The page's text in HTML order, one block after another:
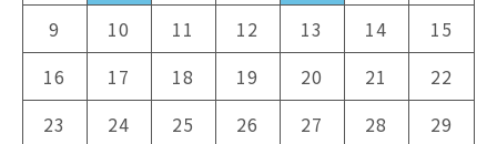
9
10 11 12 13 14
15
16
17 18 19 20 21
22
23
24 25 26 27 28
29